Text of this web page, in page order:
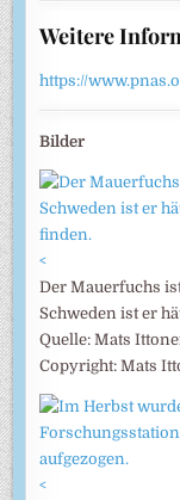
Weitere
https://
Bilder
<
Der Mauerfuchs
Schweden ist er
Quelle: Mats
Copyright: Mats
<